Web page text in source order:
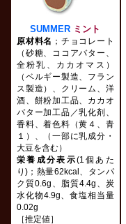
SUMMER ミント
原材料名 ；チョコレート
（砂糖、ココアバター、
全粉乳、カカオマス）
（ベルギー製造、フラン
ス製造）、クリーム、洋
酒、餅粉加工品、カカオ
バター加工品／乳化剤、
香料、着色料（黄４、青
１）、（一部に乳成分・
大豆を含む）
栄養成分表示(1個あた
り)；熱量62kcal、タンパ
ク質0.6g、脂質4.4g、炭
水化物4.9g、食塩相当量
0.02g
［推定値］